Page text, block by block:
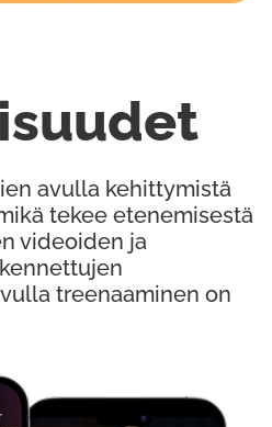
avulla kehittymistä
tekee etenemisestä
videoiden ja
treenaaminen on